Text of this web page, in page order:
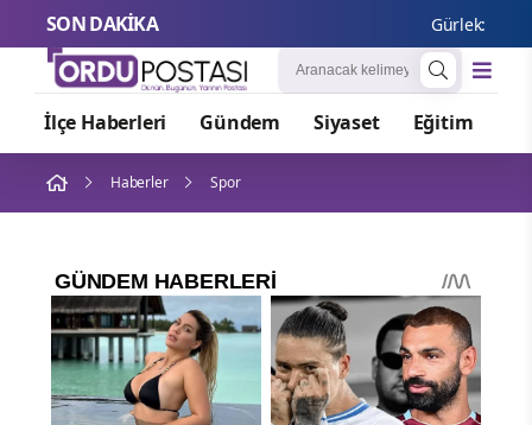
SON DAKİKA Gürlek:
İlçe Haberleri Gündem Siyaset Eğitim
Haberler Spor